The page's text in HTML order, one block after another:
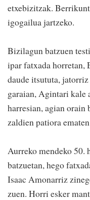
etxebizitzak.
igogailua jartzeko.
Bizilagun batzuen
ipar fatxada
daude itsututa,
garaian, Agintari kale
harresian, agian orain
zaldien patiora
Aurreko mendeko 50.
batzuetan, hego
Isaac Amonarriz
zuen. Horri esker